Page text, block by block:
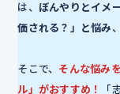
は、 ぼんやりとイメ
価される？」と悩み
そこで、 そんな悩み
ル」がおすすめ！
「